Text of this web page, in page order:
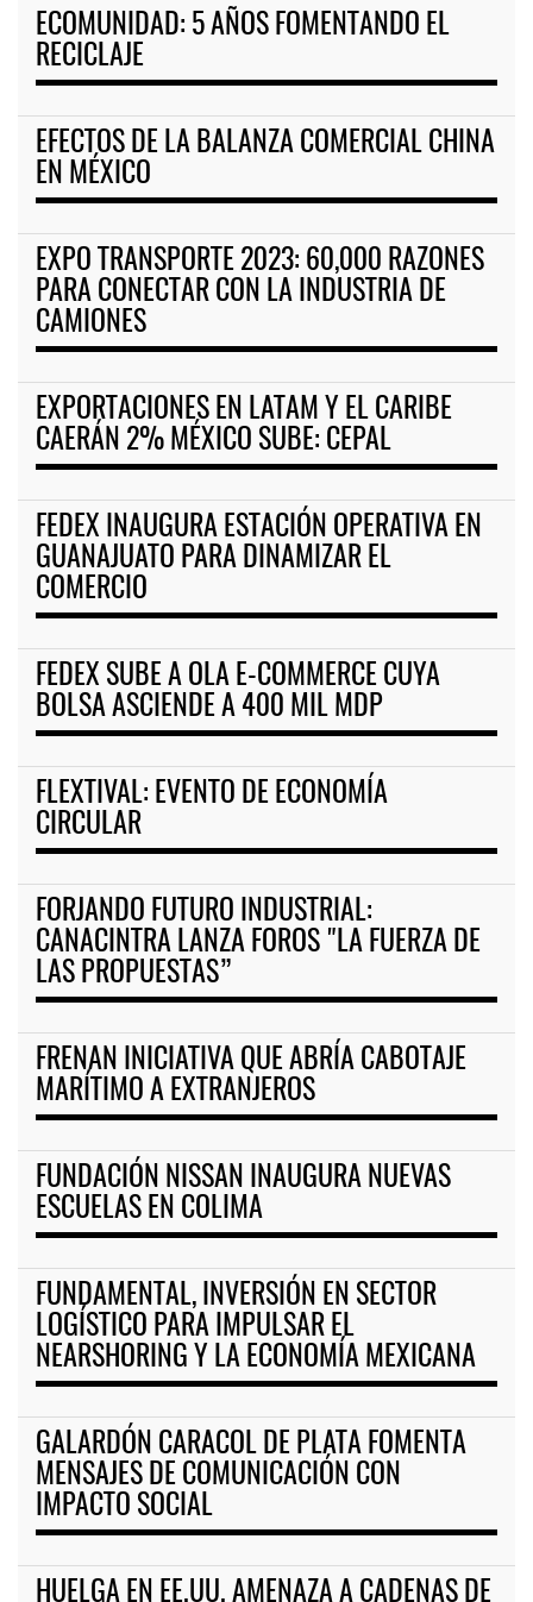
ECOMUNIDAD: 5 AÑOS FOMENTANDO EL
RECICLAJE
EFECTOS DE LA BALANZA COMERCIAL CHINA
EN MÉXICO
EXPO TRANSPORTE 2023: 60,000 RAZONES
PARA CONECTAR CON LA INDUSTRIA DE
CAMIONES
EXPORTACIONES EN LATAM Y EL CARIBE
CAERÁN 2% MÉXICO SUBE: CEPAL
FEDEX INAUGURA ESTACIÓN OPERATIVA EN
GUANAJUATO PARA DINAMIZAR EL
COMERCIO
FEDEX SUBE A OLA E-COMMERCE CUYA
BOLSA ASCIENDE A 400 MIL MDP
FLEXTIVAL: EVENTO DE ECONOMÍA
CIRCULAR
FORJANDO FUTURO INDUSTRIAL:
CANACINTRA LANZA FOROS "LA FUERZA DE
LAS PROPUESTAS”
FRENAN INICIATIVA QUE ABRÍA CABOTAJE
MARÍTIMO A EXTRANJEROS
FUNDACIÓN NISSAN INAUGURA NUEVAS
ESCUELAS EN COLIMA
FUNDAMENTAL, INVERSIÓN EN SECTOR
LOGÍSTICO PARA IMPULSAR EL
NEARSHORING Y LA ECONOMÍA MEXICANA
GALARDÓN CARACOL DE PLATA FOMENTA
MENSAJES DE COMUNICACIÓN CON
IMPACTO SOCIAL
HUELGA EN EE.UU. AMENAZA A CADENAS DE